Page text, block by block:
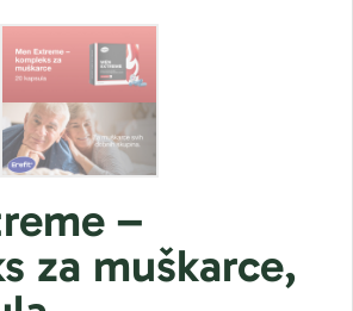
–
za muškarce,